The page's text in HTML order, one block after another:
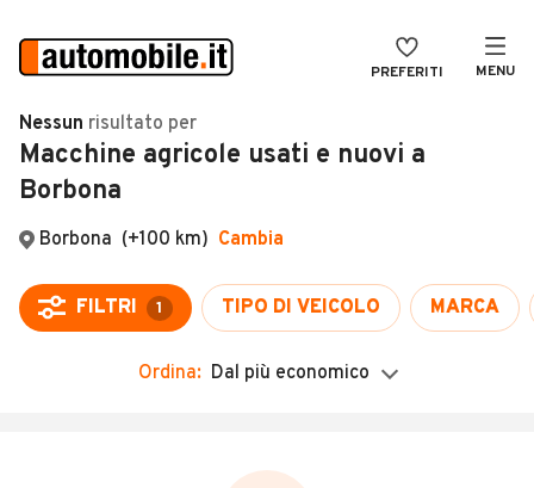
PREFERITI MENU
Auto
Auto usate
Auto Km 0
Auto Nuove
VENDI
MAGAZINE
ACCEDI
Nessun risultato per
Macchine agricole usati e nuovi a
Borbona
Borbona (+100 km) Cambia
FILTRI 1 TIPO DI VEICOLO MARCA
Ordina: Dal più economico